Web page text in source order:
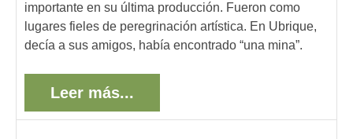
importante en su última producción. Fueron como
lugares fieles de peregrinación artística. En Ubrique,
decía a sus amigos, había encontrado “una mina”.
Leer más...